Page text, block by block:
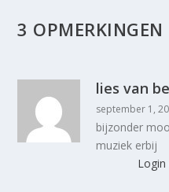
3 OPMERKINGEN
lies van
september 1,
bijzonder
muziek erbij